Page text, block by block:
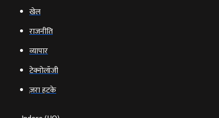
खेल
राजनीति
व्‍यापार
टेक्‍नोलॉजी
ज़रा हटके